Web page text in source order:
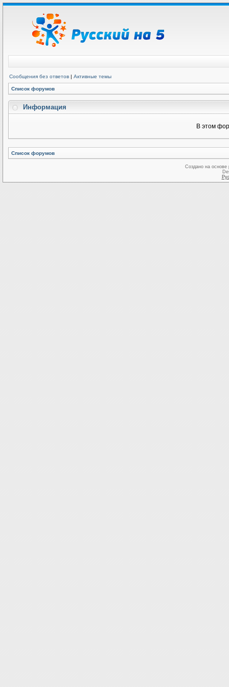
Сообщения без ответов | Активные темы
Список форумов
Информация
В этом
Список форумов
Создано на основе